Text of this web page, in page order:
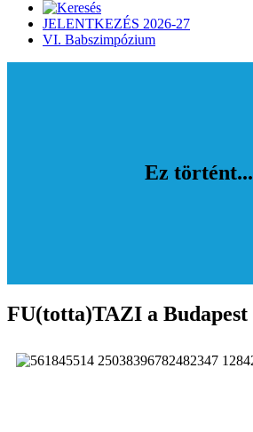
JELENTKEZÉS 2026-27
VI. Babszimpózium
Ez történt...
FU(totta)TAZI a